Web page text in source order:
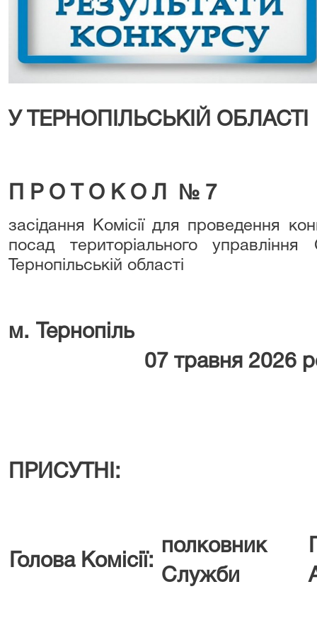
У ТЕРНОПІЛЬСЬКІЙ ОБЛАСТІ
П Р О Т О К О Л № 7
засідання Комісії для проведення
посад територіального
Тернопільській області
м.
07 травня 2026
ПРИСУТНІ:
Голова Комісії:
полковник
Служби